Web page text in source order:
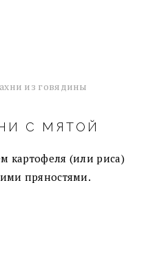
из говядины
С МЯТОЙ
картофеля (или риса)
пряностями.